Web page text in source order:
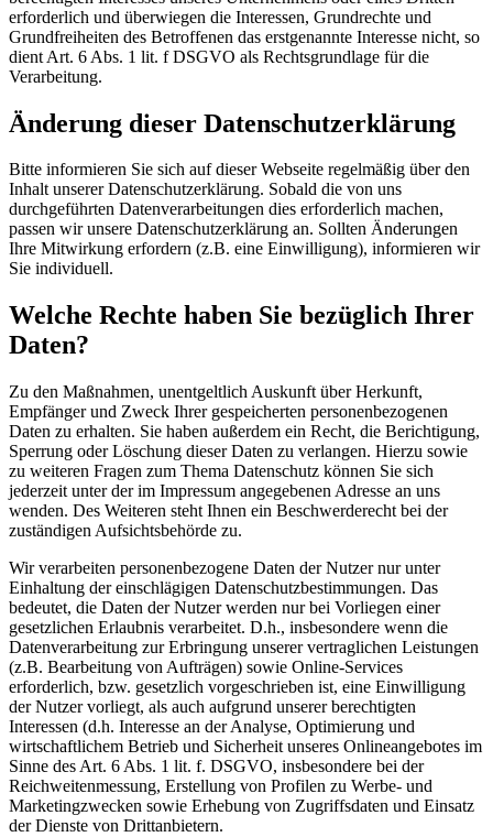
erforderlich und überwiegen die Interessen, Grundrechte und
Grundfreiheiten des Betroffenen das erstgenannte Interesse nicht, so
dient Art. 6 Abs. 1 lit. f DSGVO als Rechtsgrundlage für die
Verarbeitung.
Änderung dieser Datenschutzerklärung
Bitte informieren Sie sich auf dieser Webseite regelmäßig über den
Inhalt unserer Datenschutzerklärung. Sobald die von uns
durchgeführten Datenverarbeitungen dies erforderlich machen,
passen wir unsere Datenschutzerklärung an. Sollten Änderungen
Ihre Mitwirkung erfordern (z.B. eine Einwilligung), informieren wir
Sie individuell.
Welche Rechte haben Sie bezüglich Ihrer
Daten?
Zu den Maßnahmen, unentgeltlich Auskunft über Herkunft,
Empfänger und Zweck Ihrer gespeicherten personenbezogenen
Daten zu erhalten. Sie haben außerdem ein Recht, die Berichtigung,
Sperrung oder Löschung dieser Daten zu verlangen. Hierzu sowie
zu weiteren Fragen zum Thema Datenschutz können Sie sich
jederzeit unter der im Impressum angegebenen Adresse an uns
wenden. Des Weiteren steht Ihnen ein Beschwerderecht bei der
zuständigen Aufsichtsbehörde zu.
Wir verarbeiten personenbezogene Daten der Nutzer nur unter
Einhaltung der einschlägigen Datenschutzbestimmungen. Das
bedeutet, die Daten der Nutzer werden nur bei Vorliegen einer
gesetzlichen Erlaubnis verarbeitet. D.h., insbesondere wenn die
Datenverarbeitung zur Erbringung unserer vertraglichen Leistungen
(z.B. Bearbeitung von Aufträgen) sowie Online-Services
erforderlich, bzw. gesetzlich vorgeschrieben ist, eine Einwilligung
der Nutzer vorliegt, als auch aufgrund unserer berechtigten
Interessen (d.h. Interesse an der Analyse, Optimierung und
wirtschaftlichem Betrieb und Sicherheit unseres Onlineangebotes im
Sinne des Art. 6 Abs. 1 lit. f. DSGVO, insbesondere bei der
Reichweitenmessung, Erstellung von Profilen zu Werbe- und
Marketingzwecken sowie Erhebung von Zugriffsdaten und Einsatz
der Dienste von Drittanbietern.